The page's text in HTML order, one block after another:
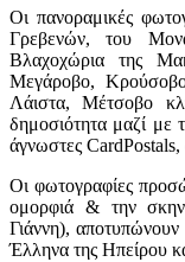
Οι πανοραμικές
Γρεβενών, του
Βλαχοχώρια της
Μεγάροβο,
Λάιστα, Μέτσοβο
δημοσιότητα μαζί με
άγνωστες
Οι φωτογραφίες
ομορφιά & την
Γιάννη), αποτυπώνουν
Έλληνα της Ηπείρου